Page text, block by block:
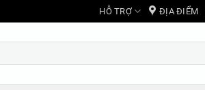
HỖ TRỢ ĐỊA ĐIỂM